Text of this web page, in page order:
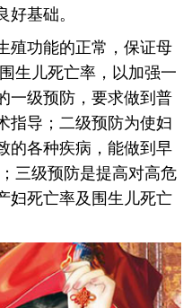
基础。
殖功能的正常，保证母
生儿死亡率，以加强一
一级预防，要求做到普
指导；二级预防为使妇
的各种疾病，能做到早
三级预防是提高对高危
妇死亡率及围生儿死亡